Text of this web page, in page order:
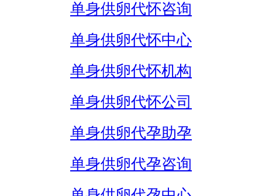
单身供卵代怀咨询
单身供卵代怀中心
单身供卵代怀机构
单身供卵代怀公司
单身供卵代孕助孕
单身供卵代孕咨询